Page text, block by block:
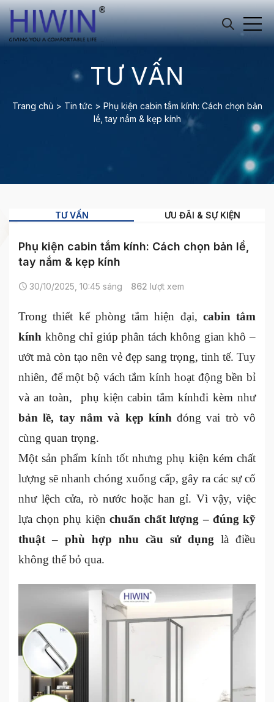
TƯ VẤN
Trang chủ> Tin tức > Phụ kiện cabin tắm kính: Cách chọn bản
lề, tay nắm & kẹp kính
TƯ VẤN ƯU ĐÃI & SỰ KIỆN
Phụ kiện cabin tắm kính: Cách chọn bản lề,
tay nắm & kẹp kính
30/10/2025, 10:45 sáng 862 lượt xem
Trong thiết kế phòng tắm hiện đại, cabin tắm
kính không chỉ giúp phân tách không gian khô –
ướt mà còn tạo nên vẻ đẹp sang trọng, tinh tế. Tuy
nhiên, để một bộ vách tắm kính hoạt động bền bỉ
và an toàn, phụ kiện cabin tắm kínhđi kèm như
bản lề, tay nắm và kẹp kính đóng vai trò vô
cùng quan trọng.
Một sản phẩm kính tốt nhưng phụ kiện kém chất
lượng sẽ nhanh chóng xuống cấp, gây ra các sự cố
như lệch cửa, rò nước hoặc han gỉ. Vì vậy, việc
lựa chọn phụ kiện chuẩn chất lượng – đúng kỹ
thuật – phù hợp nhu cầu sử dụng là điều
không thể bỏ qua.